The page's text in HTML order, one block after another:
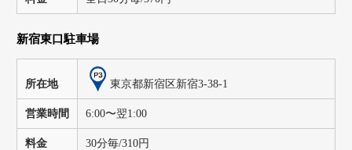
新宿東口駐車場
所在地 東京都新宿区新宿3-38-1
営業時間 6:00〜翌1:00
料金 30分毎/310円